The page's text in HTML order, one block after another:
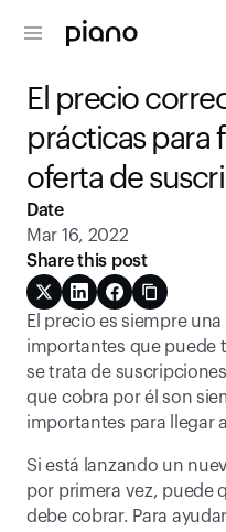
El precio
prácticas para
oferta de
El precio es siempre
importantes que puede
se trata de
que cobra por él son
importantes para llegar
Si está lanzando un
por primera vez, puede
debe cobrar. Para
Date
Mar 16, 2022
Share this post